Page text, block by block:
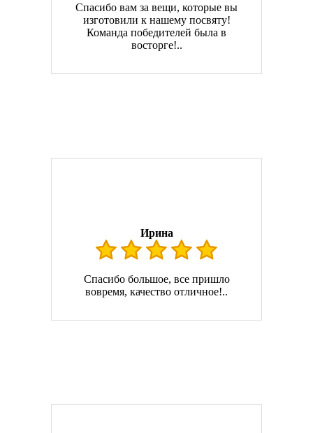
Спасибо вам за вещи, которые вы
изготовили к нашему посвяту!
Команда победителей была в
восторге!..
Ирина
Спасибо большое, все пришло
вовремя, качество отличное!..